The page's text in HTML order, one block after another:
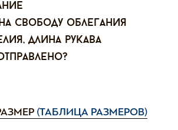
свободу облегания
длина рукава
(ТАБЛИЦА РАЗМЕРОВ)